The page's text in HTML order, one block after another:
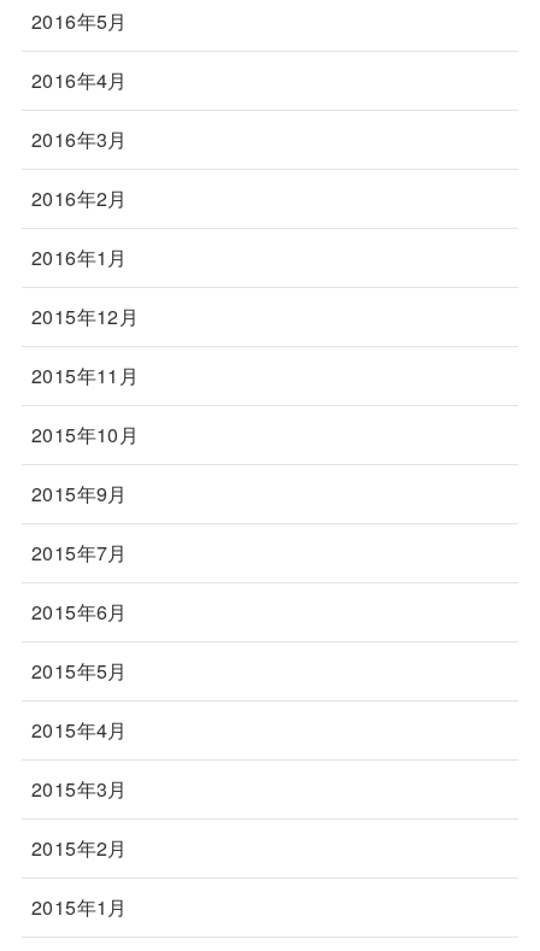
2016年5月
2016年4月
2016年3月
2016年2月
2016年1月
2015年12月
2015年11月
2015年10月
2015年9月
2015年7月
2015年6月
2015年5月
2015年4月
2015年3月
2015年2月
2015年1月